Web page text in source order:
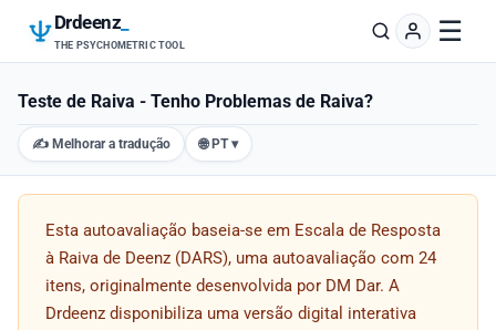
Drdeenz
THE PSYCHOMETRIC TOOL ☰
Teste de Raiva - Tenho Problemas de Raiva?
✍️ Melhorar a tradução 🌐 PT ▾
Esta autoavaliação baseia-se em Escala de Resposta
à Raiva de Deenz (DARS), uma autoavaliação com 24
itens, originalmente desenvolvida por DM Dar. A
Drdeenz disponibiliza uma versão digital interativa